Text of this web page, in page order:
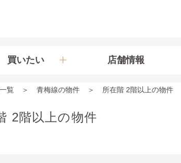
買いたい 店舗情報
覧 青梅線の物件 所在階 2階以上の物件
2階以上の物件